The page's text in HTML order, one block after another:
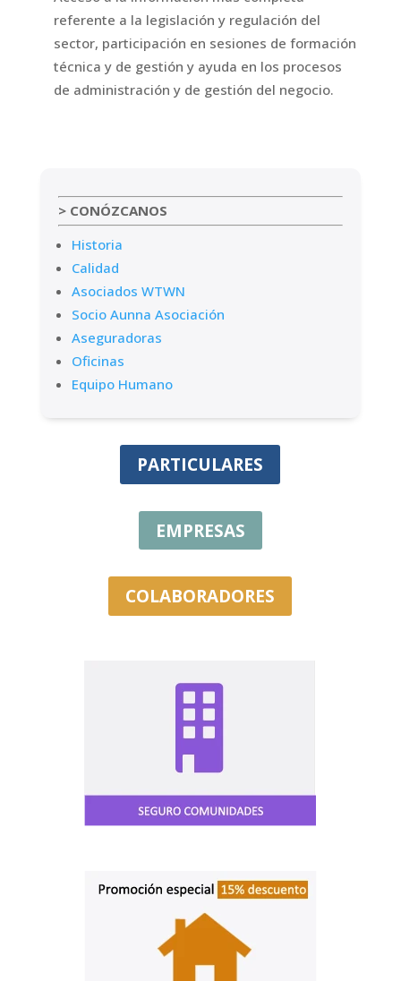
referente a la legislación y regulación del
sector, participación en sesiones de formación
técnica y de gestión y ayuda en los procesos
de administración y de gestión del negocio.
> CONÓZCANOS
Historia
Calidad
Asociados WTWN
Socio Aunna Asociación
Aseguradoras
Oficinas
Equipo Humano
PARTICULARES
EMPRESAS
COLABORADORES